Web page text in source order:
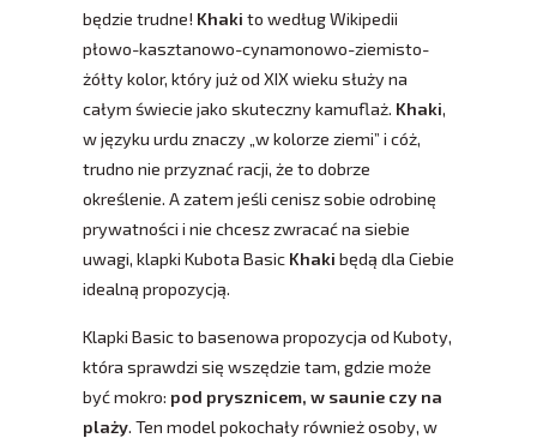
będzie trudne! Khaki to według Wikipedii
płowo-kasztanowo-cynamonowo-ziemisto-
żółty kolor, który już od XIX wieku służy na
całym świecie jako skuteczny kamuflaż. Khaki,
w języku urdu znaczy „w kolorze ziemi” i cóż,
trudno nie przyznać racji, że to dobrze
określenie. A zatem jeśli cenisz sobie odrobinę
prywatności i nie chcesz zwracać na siebie
uwagi, klapki Kubota Basic Khaki będą dla Ciebie
idealną propozycją.
Klapki Basic to basenowa propozycja od Kuboty,
która sprawdzi się wszędzie tam, gdzie może
być mokro: pod prysznicem, w saunie czy na
plaży. Ten model pokochały również osoby, w